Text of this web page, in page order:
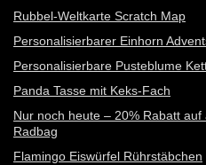
Rubbel-Weltkarte Scratch Map
Personalisierbarer Einhorn
Personalisierbare Pusteblume
Panda Tasse mit Keks-Fach
Nur noch heute – 20% Rabatt
Radbag
Flamingo Eiswürfel Rührstäbchen